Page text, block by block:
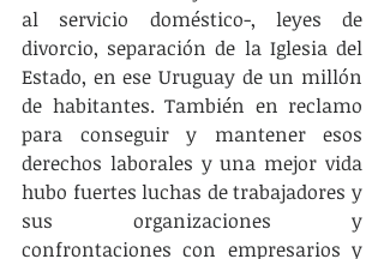
al servicio doméstico-, leyes de
divorcio, separación de la Iglesia del
Estado, en ese Uruguay de un millón
de habitantes. También en reclamo
para conseguir y mantener esos
derechos laborales y una mejor vida
hubo fuertes luchas de trabajadores y
sus organizaciones y
confrontaciones con empresarios y